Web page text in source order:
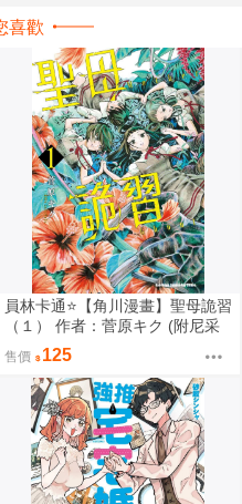
喜歡
員林卡通⭐️【角川漫畫】聖母詭習
（１） 作者：菅原キク (附尼采
售價 125